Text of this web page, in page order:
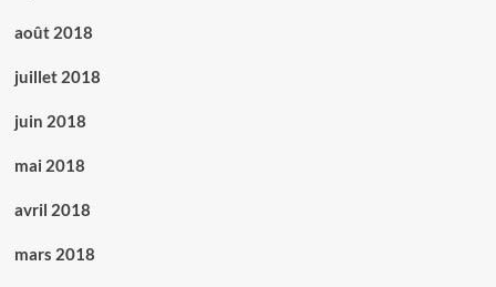
août 2018
juillet 2018
juin 2018
mai 2018
avril 2018
mars 2018